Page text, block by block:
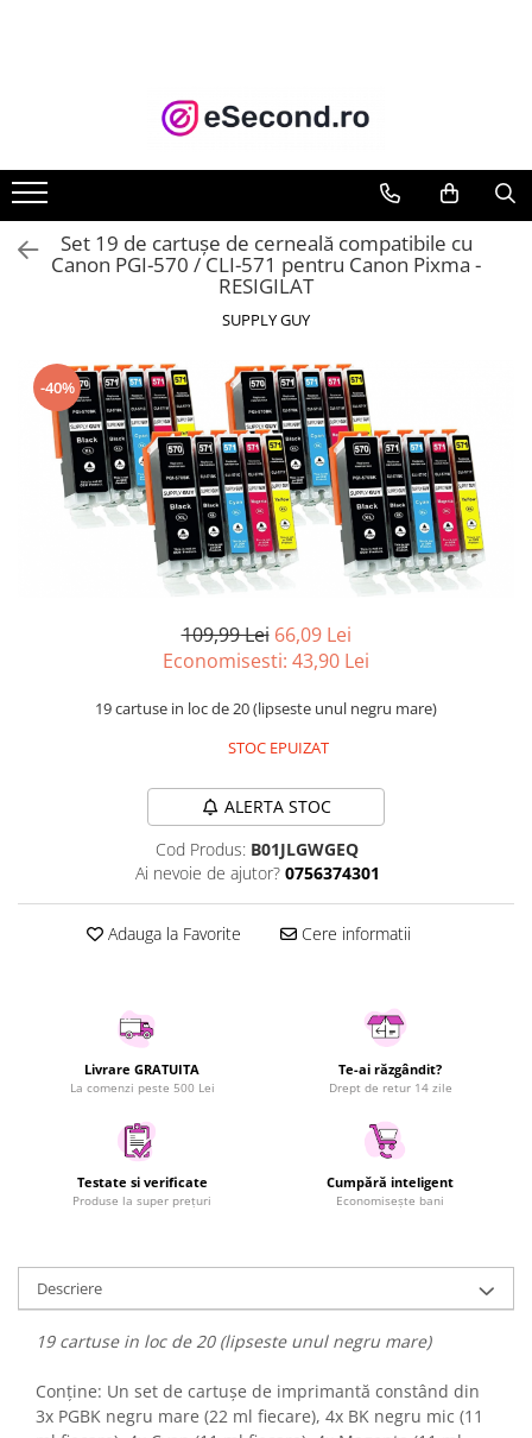
Accesorii Auto
Anvelope & Jante
Covorase auto
Echipamente pentru Atelier
Intretinere & Cosmetica auto
Reparatii si echipamente auto
Trotinete electrice
Casa, Gradina & Bricolaj
Accesorii usi
Bucatarie & Servire
Curatenie si intretinere
Iluminat & Electrice
Mobila gradina & terasa
Mobila Living & Dining
Organizare si depozitare
Rafturi
Sisteme Incalzire
Textile si covoare
Uscatoare rufe
Utilaje si materiale de constructii
Laptop, Tablete & Telefoane
Accesorii tablete
Wearable & Gadgeturi
Electrocasnice & Climatizare
Accesorii si piese masini spalat
Accesorii si piese masini spalat
vase
Set 19 de cartușe de cerneală compatibile cu
Canon PGI-570 / CLI-571 pentru Canon Pixma -
RESIGILAT
SUPPLY GUY
-40%
109,99 Lei 66,09 Lei
Economisesti: 43,90 Lei
19 cartuse in loc de 20 (lipseste unul negru mare)
STOC EPUIZAT
ALERTA STOC
Cod Produs: B01JLGWGEQ
Ai nevoie de ajutor? 0756374301
Adauga la Favorite Cere informatii
Livrare GRATUITA
La comenzi peste 500 Lei
Te-ai răzgândit?
Drept de retur 14 zile
Testate si verificate
Produse la super prețuri
Cumpără inteligent
Economisește bani
Descriere
19 cartuse in loc de 20 (lipseste unul negru mare)
Conține: Un set de cartușe de imprimantă constând din
3x PGBK negru mare (22 ml fiecare), 4x BK negru mic (11